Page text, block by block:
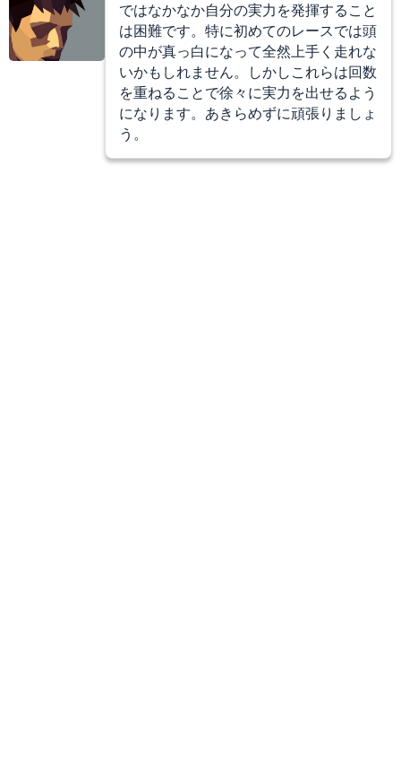
ではなかなか自分の実力を発揮すること
は困難です。特に初めてのレースでは頭
の中が真っ白になって全然上手く走れな
いかもしれません。しかしこれらは回数
を重ねることで徐々に実力を出せるよう
になります。あきらめずに頑張りましょ
う。